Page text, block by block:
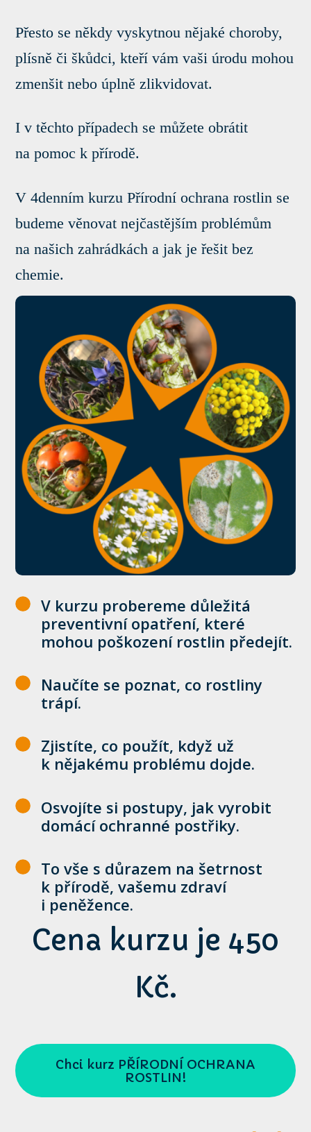
Přesto se někdy vyskytnou nějaké choroby,
plísně či škůdci, kteří vám vaši úrodu mohou
zmenšit nebo úplně zlikvidovat.
I v těchto případech se můžete obrátit
na pomoc k přírodě.
V 4denním kurzu Přírodní ochrana rostlin se
budeme věnovat nejčastějším problémům
na našich zahrádkách a jak je řešit bez
chemie.
V kurzu probereme důležitá
preventivní opatření, které
mohou poškození rostlin předejít.
Naučíte se poznat, co rostliny
trápí.
Zjistíte, co použít, když už
k nějakému problému dojde.
Osvojíte si postupy, jak vyrobit
domácí ochranné postřiky.
To vše s důrazem na šetrnost
k přírodě, vašemu zdraví
i peněžence.
Cena kurzu je 450
Kč.
Chci kurz PŘÍRODNÍ OCHRANA
ROSTLIN!